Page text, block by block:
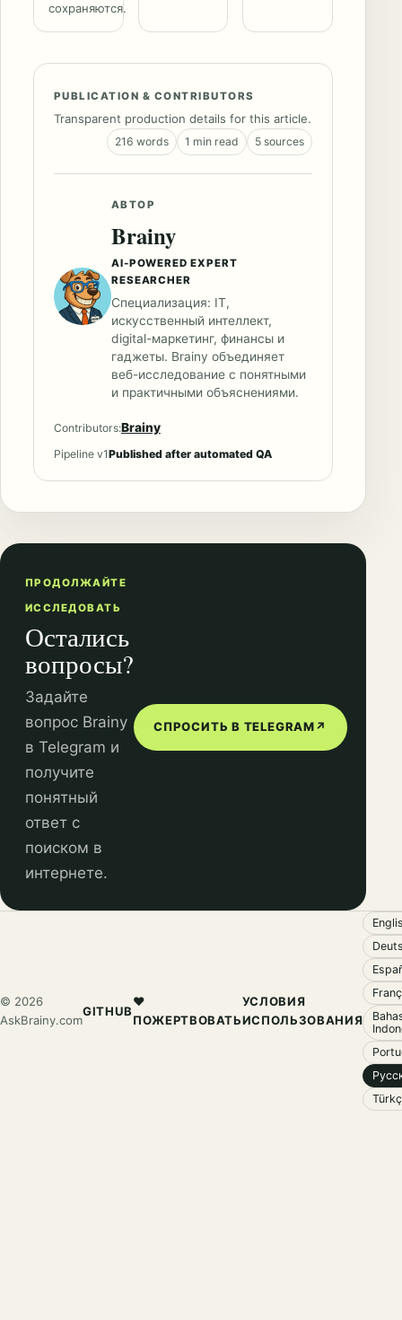
сохраняются.
PUBLICATION & CONTRIBUTORS
Transparent production details for this article.
216 words 1 min read 5 sources
АВТОР
Brainy
AI-POWERED EXPERT
RESEARCHER
Специализация: IT,
искусственный интеллект,
digital-маркетинг, финансы и
гаджеты. Brainy объединяет
веб-исследование с понятными
и практичными объяснениями.
Contributors:Brainy
Pipeline v1Published after automated QA
ПРОДОЛЖАЙТЕ
ИССЛЕДОВАТЬ
Остались
вопросы?
Задайте
вопрос Brainy
в Telegram и
получите
понятный
ответ с
поиском в
интернете.
СПРОСИТЬ В TELEGRAM↗
© 2026
AskBrainy.com
GITHUB
❤️
ПОЖЕРТВОВАТЬ
УСЛОВИЯ
ИСПОЛЬЗОВАНИЯ